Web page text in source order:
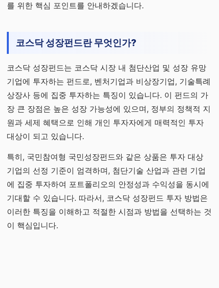
를 위한 핵심 포인트를 안내하겠습니다.
코스닥 성장펀드란 무엇인가?
코스닥 성장펀드는 코스닥 시장 내 첨단산업 및 성장 유망
기업에 투자하는 펀드로, 벤처기업과 비상장기업, 기술특례
상장사 등에 집중 투자하는 특징이 있습니다. 이 펀드의 가
장 큰 장점은 높은 성장 가능성에 있으며, 정부의 정책적 지
원과 세제 혜택으로 인해 개인 투자자에게 매력적인 투자
대상이 되고 있습니다.
특히, 국민참여형 국민성장펀드와 같은 상품은 투자 대상
기업의 선정 기준이 엄격하며, 첨단기술 산업과 관련 기업
에 집중 투자하여 포트폴리오의 안정성과 수익성을 동시에
기대할 수 있습니다. 따라서, 코스닥 성장펀드 투자 방법은
이러한 특징을 이해하고 적절한 시점과 방법을 선택하는 것
이 핵심입니다.